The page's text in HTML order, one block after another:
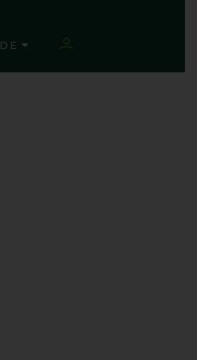
DE
SPRACHE ÄNDERN